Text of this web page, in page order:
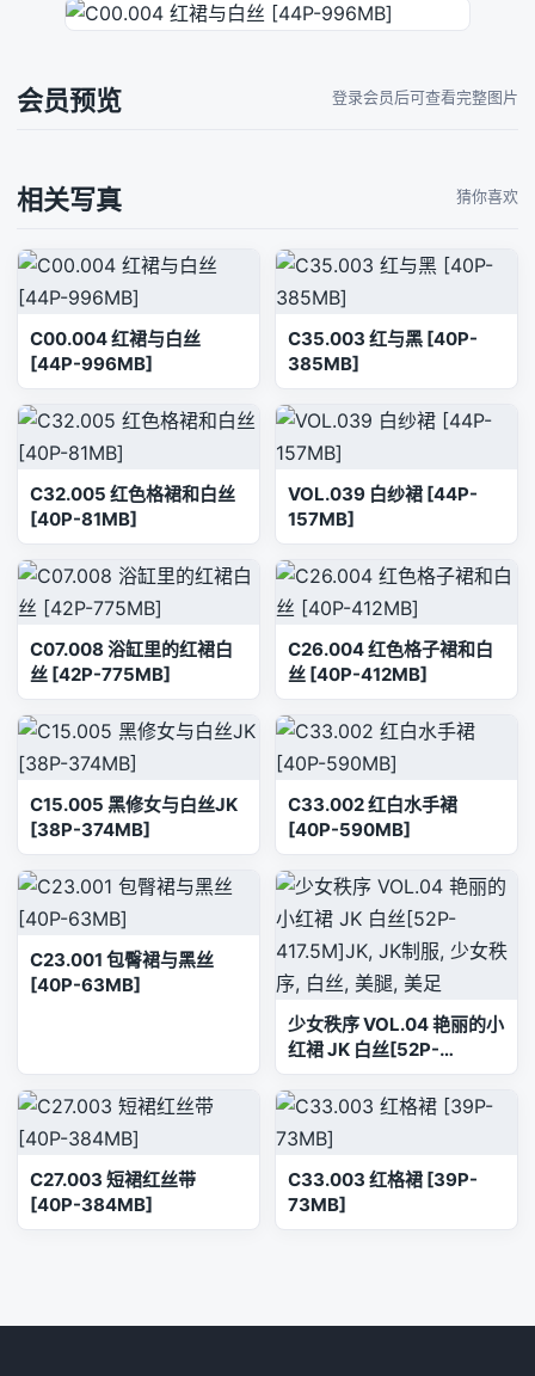
会员预览 登录会员后可查看完整图片
相关写真 猜你喜欢
C00.004 红裙与白丝
[44P-996MB]
C35.003 红与黑 [40P-
385MB]
C32.005 红色格裙和白丝
[40P-81MB]
VOL.039 白纱裙 [44P-
157MB]
C07.008 浴缸里的红裙白
丝 [42P-775MB]
C26.004 红色格子裙和白
丝 [40P-412MB]
C15.005 黑修女与白丝JK
[38P-374MB]
C33.002 红白水手裙
[40P-590MB]
C23.001 包臀裙与黑丝
[40P-63MB]
少女秩序 VOL.04 艳丽的小
红裙 JK 白丝[52P-
417.5M]JK, JK制服, 少女
秩序, 白丝, 美腿, 美足
C27.003 短裙红丝带
[40P-384MB]
C33.003 红格裙 [39P-
73MB]